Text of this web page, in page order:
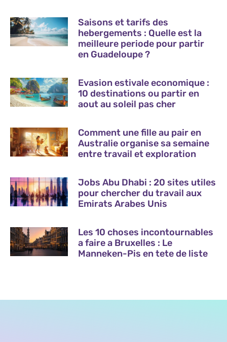
Saisons et tarifs des
hebergements : Quelle est la
meilleure periode pour partir
en Guadeloupe ?
Evasion estivale economique :
10 destinations ou partir en
aout au soleil pas cher
Comment une fille au pair en
Australie organise sa semaine
entre travail et exploration
Jobs Abu Dhabi : 20 sites utiles
pour chercher du travail aux
Emirats Arabes Unis
Les 10 choses incontournables
a faire a Bruxelles : Le
Manneken-Pis en tete de liste